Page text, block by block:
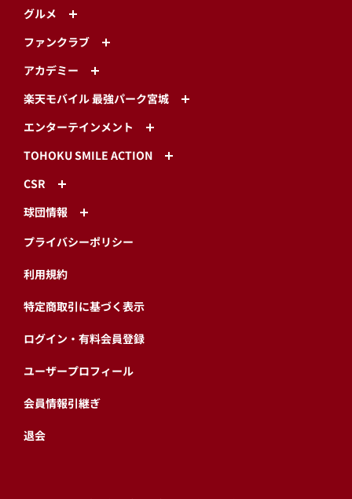
グルメ
ファンクラブ
アカデミー
楽天モバイル 最強パーク宮城
エンターテインメント
TOHOKU SMILE ACTION
CSR
球団情報
プライバシーポリシー
利用規約
特定商取引に基づく表示
ログイン・有料会員登録
ユーザープロフィール
会員情報引継ぎ
退会